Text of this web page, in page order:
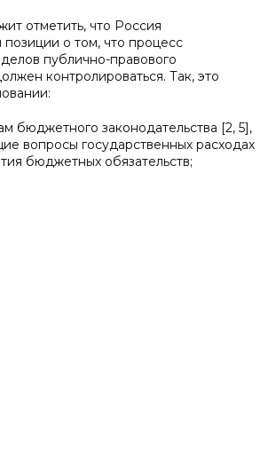
отметить, что Россия
о том, что процесс
публично-правового
контролироваться. Так, это
бюджетного законодательства [2, 5],
вопросы государственных расходах
бюджетных обязательств;